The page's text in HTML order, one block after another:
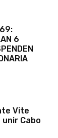
6
Vite
Cabo